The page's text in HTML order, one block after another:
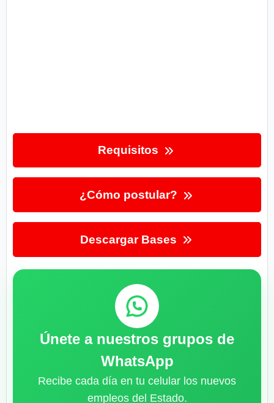
Requisitos
¿Cómo postular?
Descargar Bases
Únete a nuestros grupos de
WhatsApp
Recibe cada día en tu celular los nuevos
empleos del Estado.